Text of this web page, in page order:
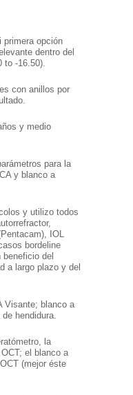
primera opción
dentro del
to -16.50).
con anillos por
y medio
para la
y blanco a
y utilizo todos
IOL
bordeline
del
a largo plazo y del
Visante; blanco a
hendidura.
la
el blanco a
(mejor éste